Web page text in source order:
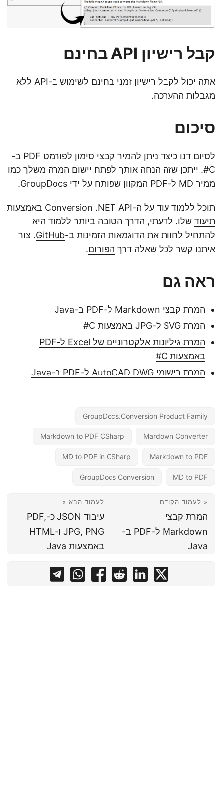
קבל רישיון API בחינם
אתה יכוללקבל רישיון זמני בחינם
לשימוש ב-API ללא
מגבלות ההערכה.
סיכום
לסיום דנו כיצד ניתן להמיר קבצי סימון לפורמט PDF ב-
C#. ייתכן שזה הנחה אותך לפתח יישום המרה משלך כמו
ממיר MD ל-PDF המקוון
שפותח על ידי GroupDocs.
תוכל ללמוד עוד על ה-Conversion .NET API באמצעות
תיעודשלו. לדעתי, הדרך הטובה ביותר ללמוד היא
להתחיל לחוות את הדוגמאות הזמינות ב-GitHub. צור
איתנו קשר לכל שאלה דרךהפורום.
ראה גם
המרת קבצי Markdown ל-PDF ב-Java
המרת SVG ל-JPG באמצעות C#
המרת גיליונות אלקטרוניים של Excel ל-PDF
באמצעות C#
המרת רישומי AutoCAD DWG ל-PDF ב-Java
GroupDocs.Conversion Product Family
Mardown Converter
Markdown to PDF CSharp
Markdown to PDF
MD to PDF in CSharp
MD to PDF
GroupDocs Conversion
« לעמוד הקודם
המרת קבצי
Markdown ל-PDF ב-
Java
לעמוד הבא »
עיבוד JSON כ-PDF,
JPG, PNG ו-HTML
באמצעות Java